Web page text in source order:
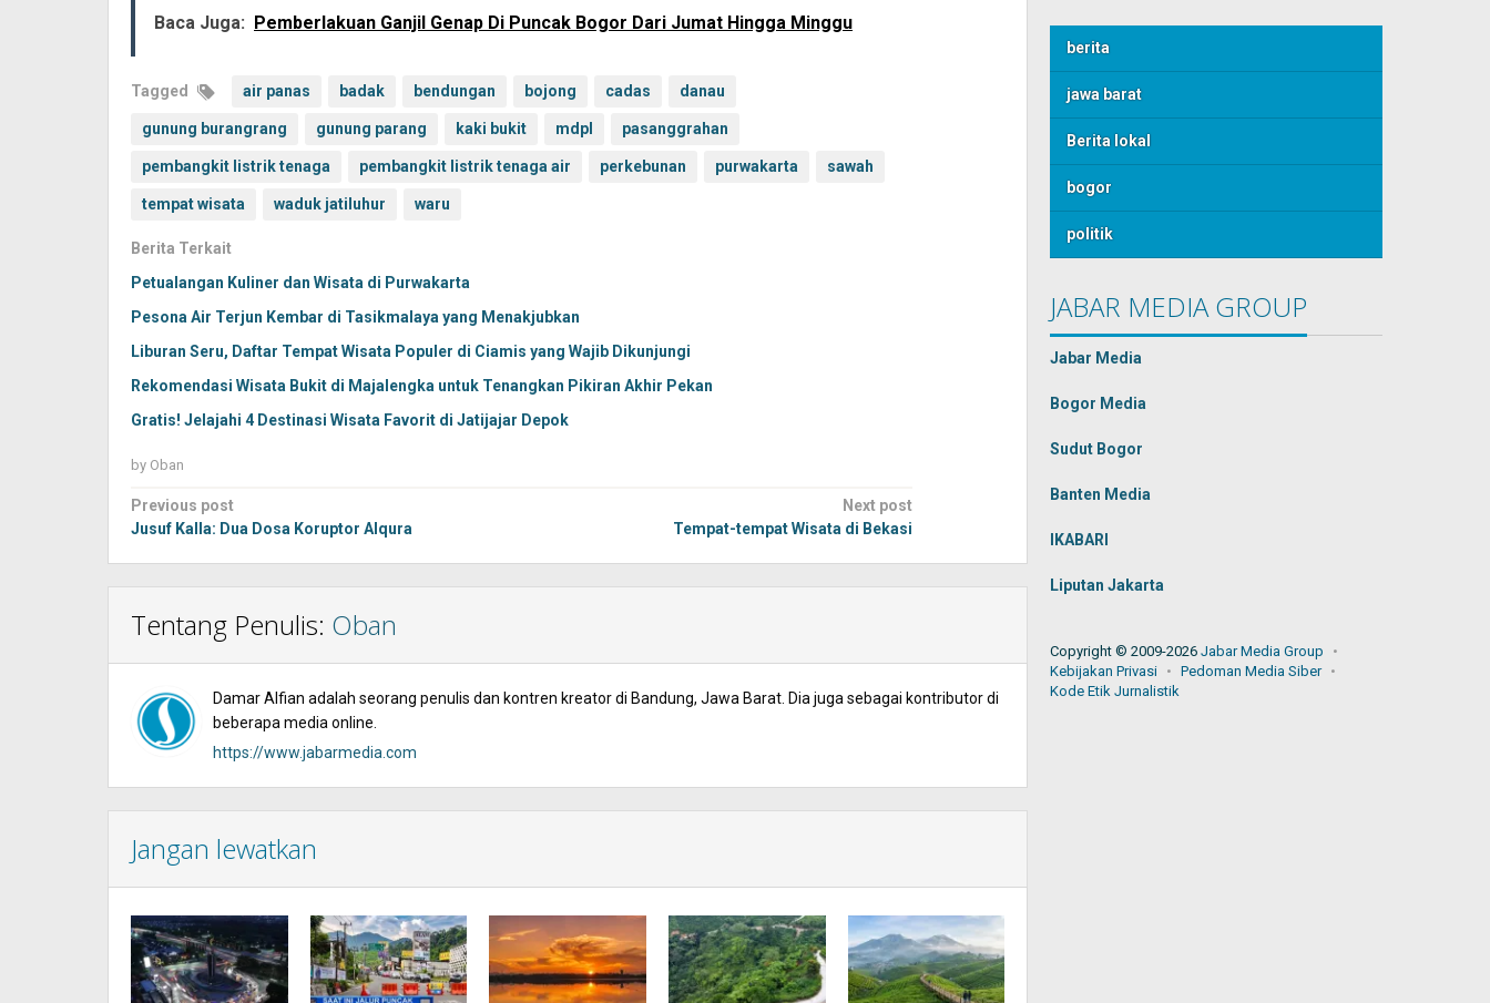
Baca Juga: Pemberlakuan Ganjil Genap Di Puncak Bogor Dari Jumat Hingga Minggu
Tagged air panas badak bendungan bojong cadas danau
gunung burangrang gunung parang kaki bukit mdpl pasanggrahan
pembangkit listrik tenaga pembangkit listrik tenaga air perkebunan purwakarta sawah
tempat wisata waduk jatiluhur waru
Berita Terkait
Petualangan Kuliner dan Wisata di Purwakarta
Pesona Air Terjun Kembar di Tasikmalaya yang Menakjubkan
Liburan Seru, Daftar Tempat Wisata Populer di Ciamis yang Wajib Dikunjungi
Rekomendasi Wisata Bukit di Majalengka untuk Tenangkan Pikiran Akhir Pekan
Gratis! Jelajahi 4 Destinasi Wisata Favorit di Jatijajar Depok
by Oban
Post
navigation
Previous post
Jusuf Kalla: Dua Dosa Koruptor Alqura
Next post
Tempat-tempat Wisata di Bekasi
Tentang Penulis: Oban
Damar Alfian adalah seorang penulis dan kontren kreator di Bandung, Jawa Barat. Dia juga sebagai kontributor di
beberapa media online.
https://www.jabarmedia.com
Jangan lewatkan
berita
jawa barat
Berita lokal
bogor
politik
JABAR MEDIA GROUP
Jabar Media
Bogor Media
Sudut Bogor
Banten Media
IKABARI
Liputan Jakarta
Copyright © 2009-2026Jabar Media Group
Kebijakan Privasi
Pedoman Media Siber
Kode Etik Jurnalistik